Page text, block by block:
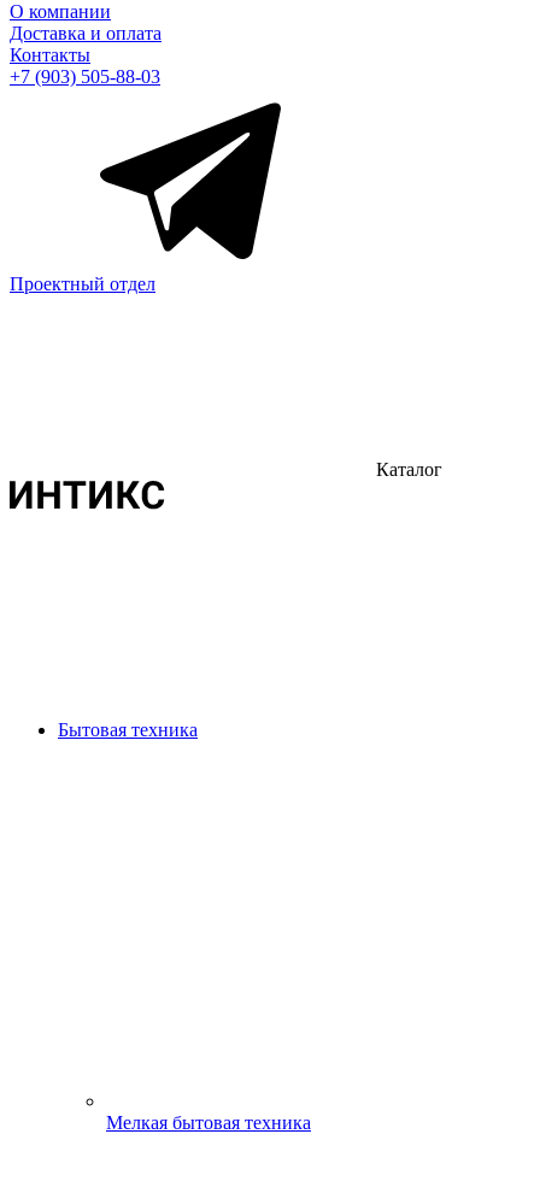
О компании
Доставка и оплата
Контакты
+7 (903) 505-88-03
Проектный отдел
Каталог
Бытовая техника
Мелкая бытовая техника